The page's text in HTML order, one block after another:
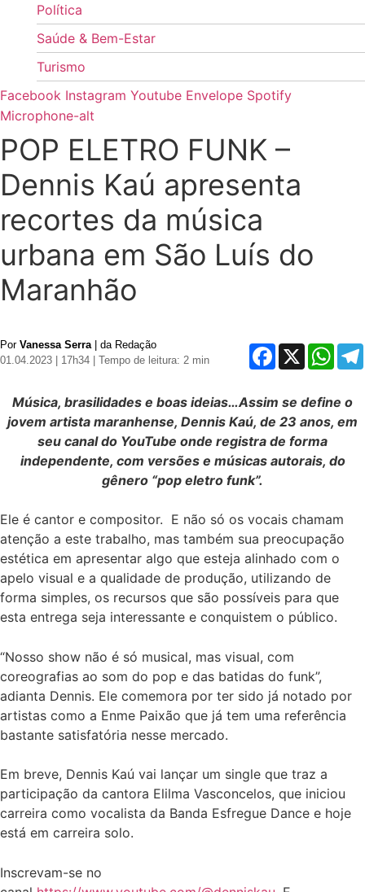
Política
Saúde & Bem-Estar
Turismo
Facebook Instagram Youtube Envelope Spotify
Microphone-alt
POP ELETRO FUNK –
Dennis Kaú apresenta
recortes da música
urbana em São Luís do
Maranhão
Por Vanessa Serra| da Redação
01.04.2023 | 17h34
| Tempo de leitura: 2 min
Facebook
X
Música, brasilidades e boas ideias…Assim se define o
jovem artista maranhense, Dennis Kaú, de 23 anos, em
seu canal do YouTube onde registra de forma
independente, com versões e músicas autorais, do
gênero “pop eletro funk”.
Ele é cantor e compositor. E não só os vocais chamam
atenção a este trabalho, mas também sua preocupação
estética em apresentar algo que esteja alinhado com o
apelo visual e a qualidade de produção, utilizando de
forma simples, os recursos que são possíveis para que
esta entrega seja interessante e conquistem o público.
“Nosso show não é só musical, mas visual, com
coreografias ao som do pop e das batidas do funk”,
adianta Dennis. Ele comemora por ter sido já notado por
artistas como a Enme Paixão que já tem uma referência
bastante satisfatória nesse mercado.
Em breve, Dennis Kaú vai lançar um single que traz a
participação da cantora Elilma Vasconcelos, que iniciou
carreira como vocalista da Banda Esfregue Dance e hoje
está em carreira solo.
Inscrevam-se no